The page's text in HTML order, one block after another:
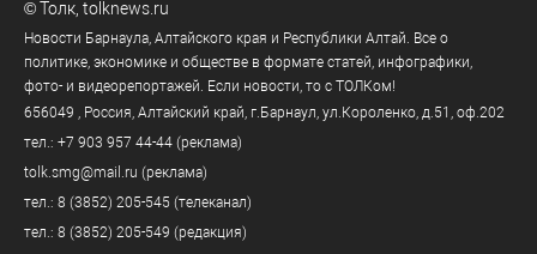
©Толк tolknews.ru
Новости Барнаула, Алтайского края и Республики Алтай. Все о
политике, экономике и обществе в формате статей, инфографики,
фото- и видеорепортажей. Если новости, то с ТОЛКом!
656049
, Россия, Алтайский край, г. Барнаул ул.Короленко, д.51, оф.202
тел.: +7 903 957 44-44 (реклама)
tolk.smg@mail.ru (реклама)
тел.: 8 (3852) 205-545 (телеканал)
тел.: 8 (3852) 205-549 (редакция)